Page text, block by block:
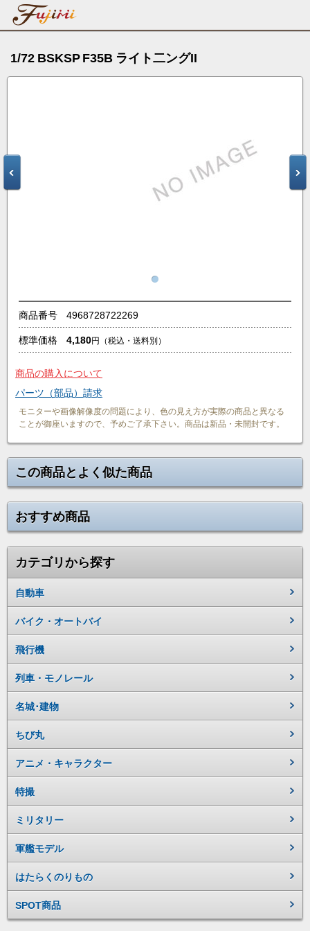
1/72 BSKSP F35B ライト二ングII
商品番号 4968728722269
標準価格 4,180円 （税込・送料別）
商品の購入について
パーツ（部品）請求
モニターや画像解像度の問題により、色の見え方が実際の商品と異なる
ことが御座いますので、予めご了承下さい。商品は新品・未開封です。
この商品とよく似た商品
おすすめ商品
カテゴリから探す
自動車
バイク・オートバイ
飛行機
列車・モノレール
名城･建物
ちび丸
アニメ・キャラクター
特撮
ミリタリー
軍艦モデル
はたらくのりもの
SPOT商品